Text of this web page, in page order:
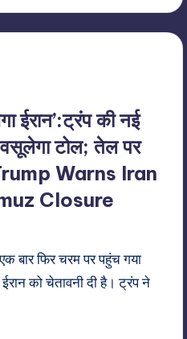
ईरान’:ट्रंप की नई
टोल; तेल पर
Warns Iran
Closure
बार फिर चरम पर पहुंच गया
को चेतावनी दी है। ट्रंप ने